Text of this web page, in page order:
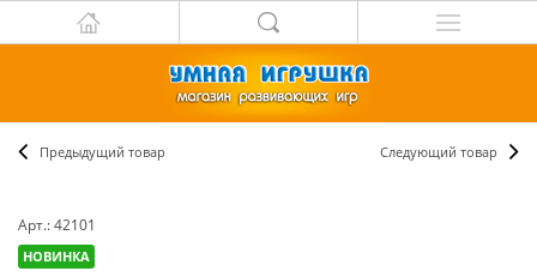
Предыдущий товар Следующий товар
Арт.: 42101
НОВИНКА